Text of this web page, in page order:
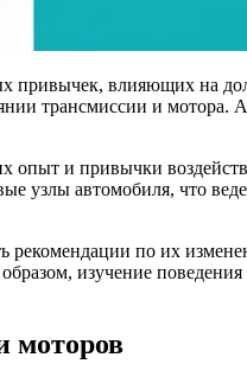
привычек, влияющих на
трансмиссии и мотора.
опыт и привычки
узлы автомобиля, что
рекомендации по их
изучение
моторов